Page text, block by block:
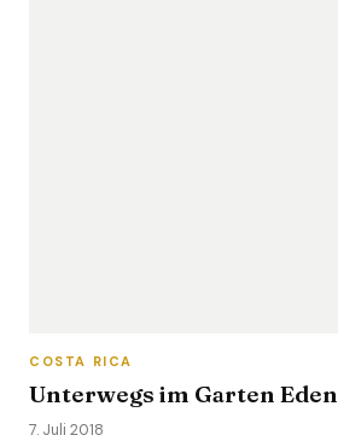
COSTA RICA
Unterwegs im Garten Eden
7. Juli 2018